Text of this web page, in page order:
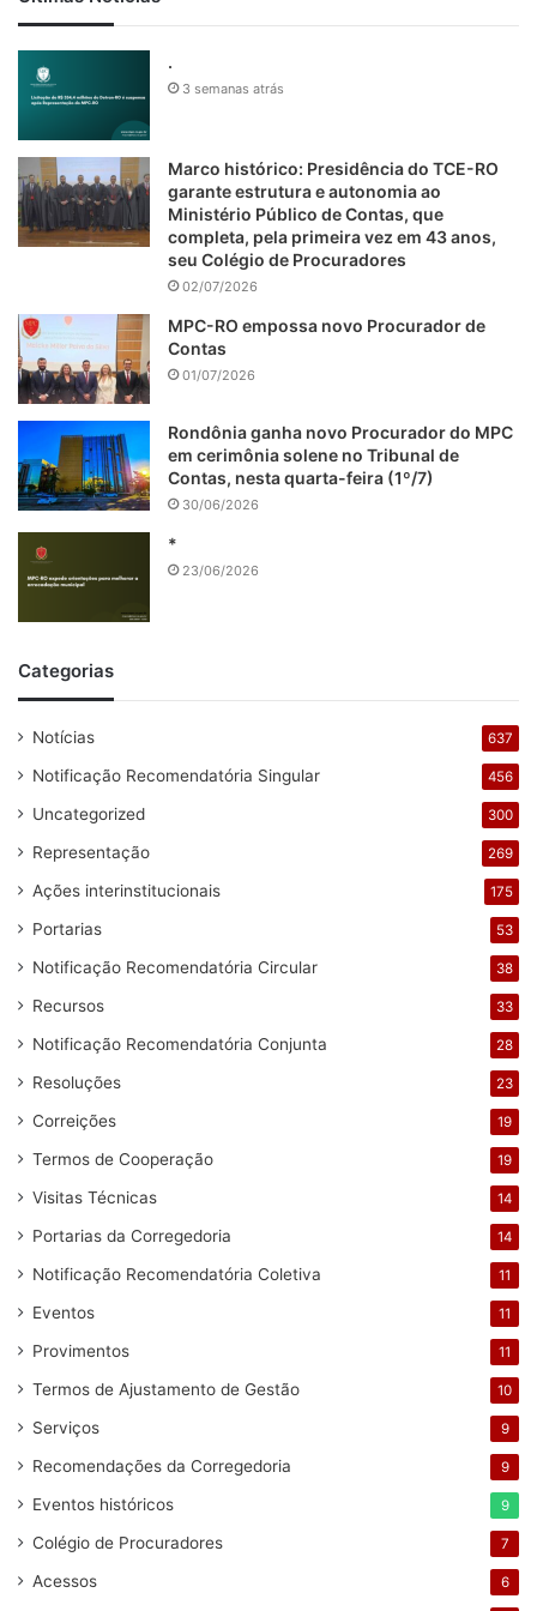
.
3 semanas atrás
Marco histórico: Presidência do TCE-RO
garante estrutura e autonomia ao
Ministério Público de Contas, que
completa, pela primeira vez em 43 anos,
seu Colégio de Procuradores
02/07/2026
MPC-RO empossa novo Procurador de
Contas
01/07/2026
Rondônia ganha novo Procurador do MPC
em cerimônia solene no Tribunal de
Contas, nesta quarta-feira (1º/7)
30/06/2026
*
23/06/2026
Categorias
Notícias 637
Notificação Recomendatória Singular 456
Uncategorized 300
Representação 269
Ações interinstitucionais 175
Portarias 53
Notificação Recomendatória Circular 38
Recursos 33
Notificação Recomendatória Conjunta 28
Resoluções 23
Correições 19
Termos de Cooperação 19
Visitas Técnicas 14
Portarias da Corregedoria 14
Notificação Recomendatória Coletiva 11
Eventos 11
Provimentos 11
Termos de Ajustamento de Gestão 10
Serviços 9
Recomendações da Corregedoria 9
Eventos históricos 9
Colégio de Procuradores 7
Acessos 6